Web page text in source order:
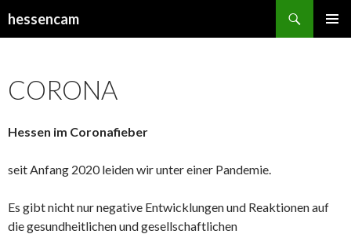
hessencam
CORONA
Hessen im Coronafieber
seit Anfang 2020 leiden wir unter einer Pandemie.
Es gibt nicht nur negative Entwicklungen und Reaktionen auf
die gesundheitlichen und gesellschaftlichen